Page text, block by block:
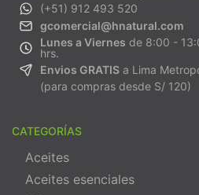
(+51) 912 493 520
gcomercial@hnatural.com
Lunes a Viernes de 8:00 -
hrs.
Envios GRATIS a Lima
(para compras desde S/ 120)
CATEGORÍAS
Aceites
Aceites esenciales